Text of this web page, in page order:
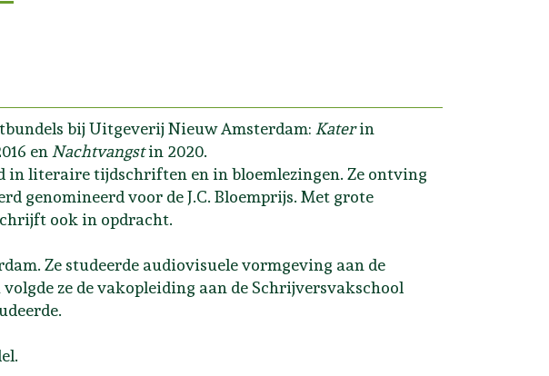
bij Uitgeverij Nieuw Amsterdam: Katerin
en Nachtvangstin 2020.
in literaire tijdschriften en in bloemlezingen. Ze ontving
genomineerd voor de J.C. Bloemprijs. Met grote
ook in opdracht.
Ze studeerde audiovisuele vormgeving aan de
ze de vakopleiding aan de Schrijversvakschool